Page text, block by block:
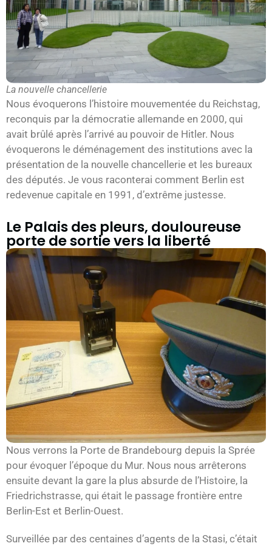
La nouvelle chancellerie
Nous évoquerons l’histoire mouvementée du Reichstag,
reconquis par la démocratie allemande en 2000, qui
avait brûlé après l’arrivé au pouvoir de Hitler. Nous
évoquerons le déménagement des institutions avec la
présentation de la nouvelle chancellerie et les bureaux
des députés. Je vous raconterai comment Berlin est
redevenue capitale en 1991, d’extrême justesse.
Le Palais des pleurs, douloureuse
porte de sortie vers la liberté
Nous verrons la Porte de Brandebourg depuis la Sprée
pour évoquer l’époque du Mur. Nous nous arrêterons
ensuite devant la gare la plus absurde de l’Histoire, la
Friedrichstrasse, qui était le passage frontière entre
Berlin-Est et Berlin-Ouest.
Surveillée par des centaines d’agents de la Stasi, c’était